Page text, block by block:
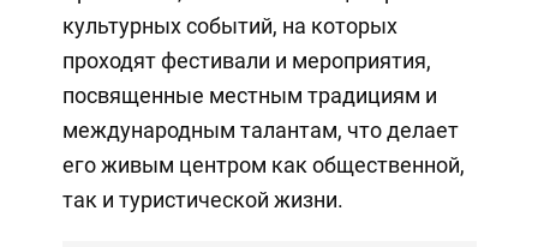
культурных событий, на которых
проходят фестивали и мероприятия,
посвященные местным традициям и
международным талантам, что делает
его живым центром как общественной,
так и туристической жизни.